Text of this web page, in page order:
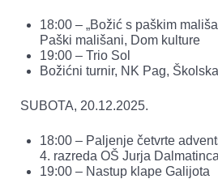
18:00 – „Božić s paškim
Paški mališani, Dom kulture
19:00 – Trio Sol
Božićni turnir, NK Pag,
SUBOTA, 20.12.2025.
18:00 – Paljenje četvrte
4. razreda OŠ Jurja
19:00 – Nastup klape Galijota